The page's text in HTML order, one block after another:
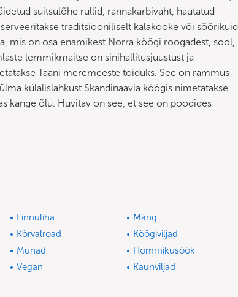
suitsulõhe rullid, rannakarbivaht, hautatud
traditsiooniliselt kalakooke või sõõrikuid
mis on osa enamikest Norra köögi roogadest, sool,
lemmikmaitse on sinihallitusjuustust ja
Taani meremeeste toiduks. See on rammus
külalislahkust Skandinaavia köögis nimetatakse
kange õlu. Huvitav on see, et see on poodides
Linnuliha
Mäng
Kõrvalroad
Köögiviljad
Munad
Hommikusöök
Vegan
Kaunviljad